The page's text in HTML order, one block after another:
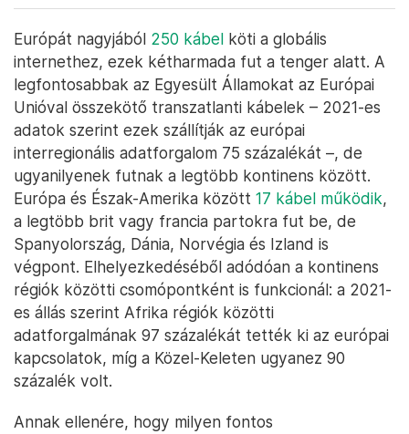
Európát nagyjából 250 kábel köti a globális
internethez, ezek kétharmada fut a tenger alatt. A
legfontosabbak az Egyesült Államokat az Európai
Unióval összekötő transzatlanti kábelek – 2021-es
adatok szerint ezek szállítják az európai
interregionális adatforgalom 75 százalékát –, de
ugyanilyenek futnak a legtöbb kontinens között.
Európa és Észak-Amerika között 17 kábel működik,
a legtöbb brit vagy francia partokra fut be, de
Spanyolország, Dánia, Norvégia és Izland is
végpont. Elhelyezkedéséből adódóan a kontinens
régiók közötti csomópontként is funkcionál: a 2021-
es állás szerint Afrika régiók közötti
adatforgalmának 97 százalékát tették ki az európai
kapcsolatok, míg a Közel-Keleten ugyanez 90
százalék volt.
Annak ellenére, hogy milyen fontos